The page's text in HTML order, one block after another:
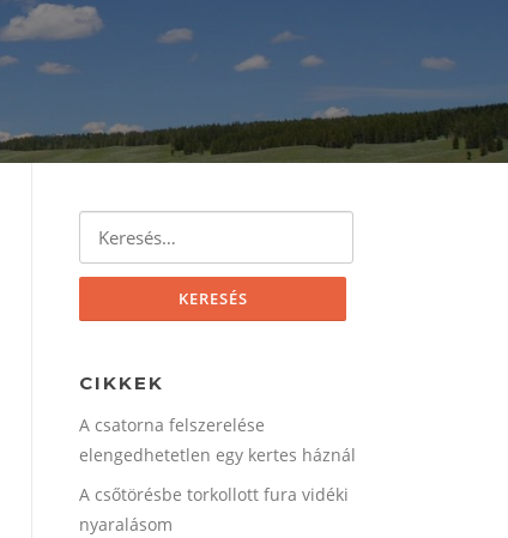
CIKKEK
A csatorna felszerelése
elengedhetetlen egy kertes háznál
A csőtörésbe torkollott fura vidéki
nyaralásom